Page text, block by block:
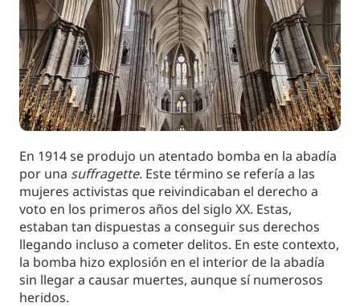
En 1914 se produjo un atentado bomba en la abadía
por una suffragette. Este término se refería a las
mujeres activistas que reivindicaban el derecho a
voto en los primeros años del siglo XX. Estas,
estaban tan dispuestas a conseguir sus derechos
llegando incluso a cometer delitos. En este contexto,
la bomba hizo explosión en el interior de la abadía
sin llegar a causar muertes, aunque sí numerosos
heridos.